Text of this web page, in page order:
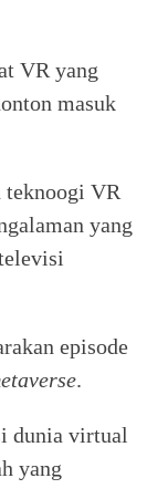
VR yang
masuk
teknoogi VR
yang
episode
.
dunia virtual
yang